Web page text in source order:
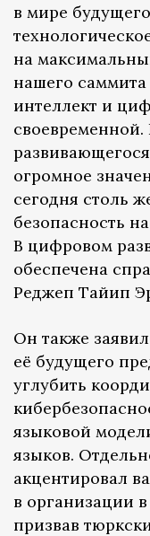
в мире
на
нашего
интеллект и
огромное
сегодня столь
безопасность
В цифровом
обеспечена
Реджеп Тайип
Он также
её будущего
углубить
языковой
языков.
акцентировал
в организации
призвав